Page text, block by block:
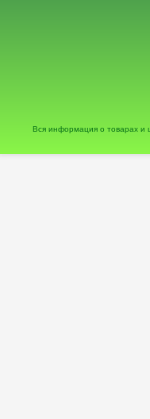
Вся информация о товарах и